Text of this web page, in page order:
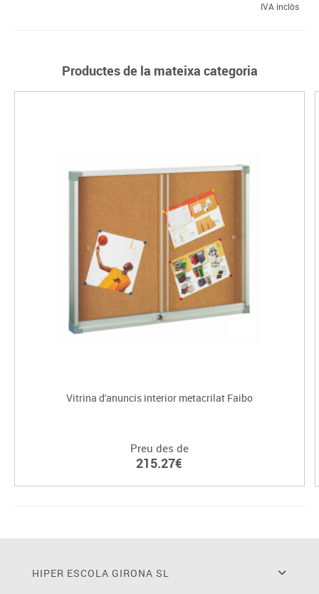
IVA inclòs
Productes de la mateixa categoria
Vitrina d'anuncis interior metacrilat Faibo
Preu des de
215.27€
HIPER ESCOLA GIRONA SL